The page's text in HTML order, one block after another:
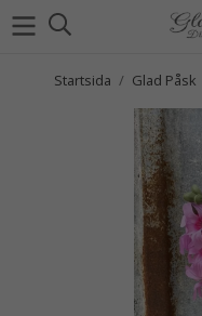
Startsida / Glad Påsk